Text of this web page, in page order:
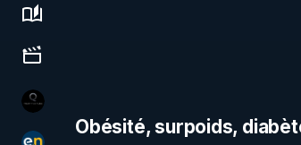
Science, history & spirituality
Culture, media & entertainment
La vérité
Obésité, surpoids,